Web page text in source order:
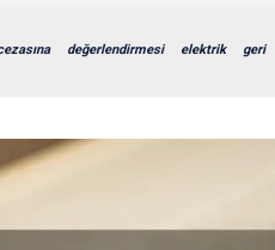
değerlendirmesi elektrik geri